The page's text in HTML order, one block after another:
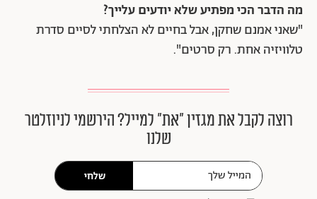
מה הדבר הכי מפתיע שלא יודעים עלייך?
"שאני אמנם שחקן, אבל בחיים לא הצלחתי לסיים סדרת
טלוויזיה אחת. רק סרטים".
רוצה לקבל את מגזין ״את״ למייל? הירשמי לניוזלטר
שלנו
שלחי